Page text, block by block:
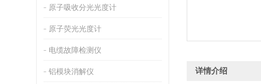
原子吸收分光光度计
原子荧光光度计
电缆故障检测仪
铝模块消解仪 详情介绍